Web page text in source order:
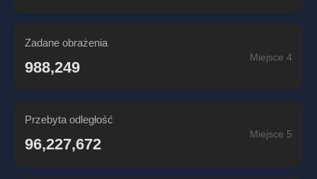
Zadane obrażenia
988,249
Miejsce 4
Przebyta odległość
96,227,672
Miejsce 5